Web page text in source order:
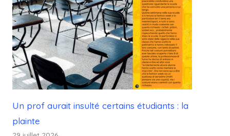
Un prof aurait insulté certains étudiants : la
plainte